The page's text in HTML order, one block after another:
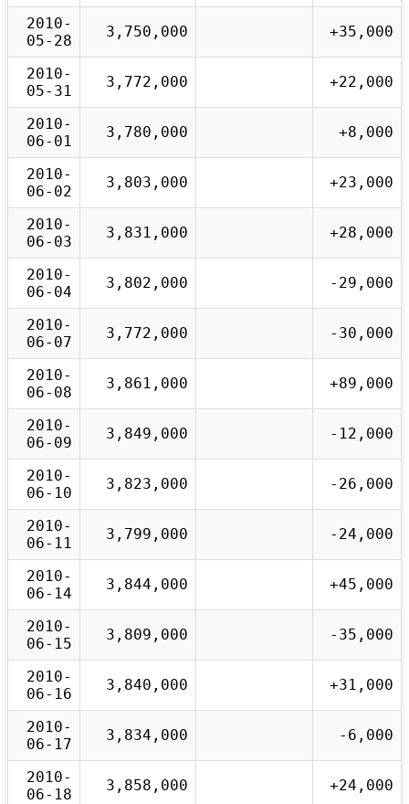
2010-
05-28
3,750,000 +35,000
2010-
05-31
3,772,000 +22,000
2010-
06-01
3,780,000 +8,000
2010-
06-02
3,803,000 +23,000
2010-
06-03
3,831,000 +28,000
2010-
06-04
3,802,000 -29,000
2010-
06-07
3,772,000 -30,000
2010-
06-08
3,861,000 +89,000
2010-
06-09
3,849,000 -12,000
2010-
06-10
3,823,000 -26,000
2010-
06-11
3,799,000 -24,000
2010-
06-14
3,844,000 +45,000
2010-
06-15
3,809,000 -35,000
2010-
06-16
3,840,000 +31,000
2010-
06-17
3,834,000 -6,000
2010-
06-18
3,858,000 +24,000